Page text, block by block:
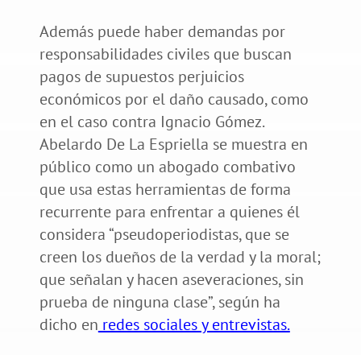
Además puede haber demandas por
responsabilidades civiles que buscan
pagos de supuestos perjuicios
económicos por el daño causado, como
en el caso contra Ignacio Gómez.
Abelardo De La Espriella se muestra en
público como un abogado combativo
que usa estas herramientas de forma
recurrente para enfrentar a quienes él
considera “pseudoperiodistas, que se
creen los dueños de la verdad y la moral;
que señalan y hacen aseveraciones, sin
prueba de ninguna clase”, según ha
dicho en redes sociales y entrevistas.